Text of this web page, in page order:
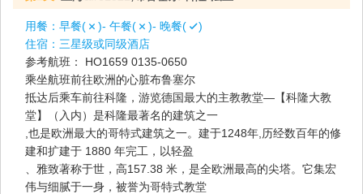
用餐： 早餐( )- 午餐( )- 晚餐(
)
住宿： 三星级或同级酒店
参考航班： HO1659 0135-0650
乘坐航班前往欧洲的心脏布鲁塞尔
抵达后乘车前往科隆，游览德国最大的主教教堂—【科隆大教
堂】（入内）是科隆最著名的建筑之一
,也是欧洲最大的哥特式建筑之一。建于1248年,历经数百年的修
建和扩建于 1880 年完工，以轻盈
、雅致著称于世，高157.38 米，是全欧洲最高的尖塔。它集宏
伟与细腻于一身，被誉为哥特式教堂